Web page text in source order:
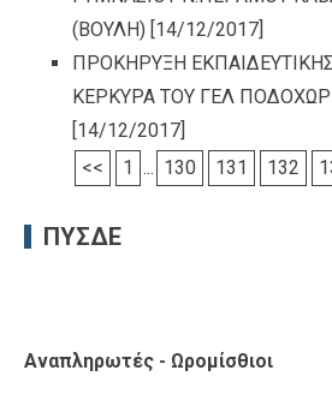
(ΒΟΥΛΗ) [14/12/2017]
ΠΡΟΚΗΡΥΞΗ
ΚΕΡΚΥΡΑ ΤΟΥ ΓΕΛ
[14/12/2017]
<<
1 ... 130 131 132
ΠΥΣΔΕ
Αναπληρωτές - Ωρομίσθιοι